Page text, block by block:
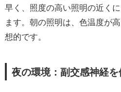
早く、照度の高い照明の近く
ます。朝の照明は、色温度が
想的です。
夜の環境：副交感神経